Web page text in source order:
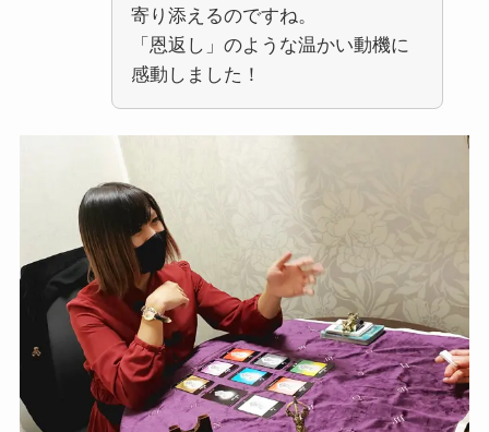
寄り添えるのですね。
「恩返し」のような温かい動機に
感動しました！